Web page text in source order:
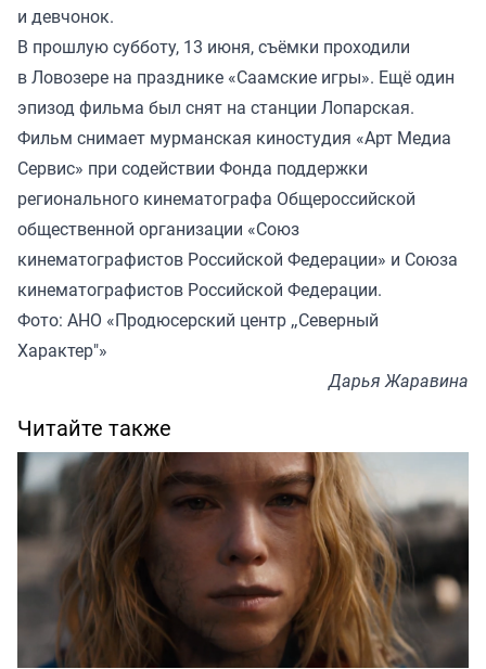
и девчонок.
В прошлую субботу, 13 июня, съёмки проходили
в Ловозере на празднике «Саамские игры». Ещё один
эпизод фильма был снят на станции Лопарская.
Фильм снимает мурманская киностудия «Арт Медиа
Сервис» при содействии Фонда поддержки
регионального кинематографа Общероссийской
общественной организации «Союз
кинематографистов Российской Федерации» и Союза
кинематографистов Российской Федерации.
Фото: АНО «Продюсерский центр „Северный
Характер"»
Дарья Жаравина
Читайте также